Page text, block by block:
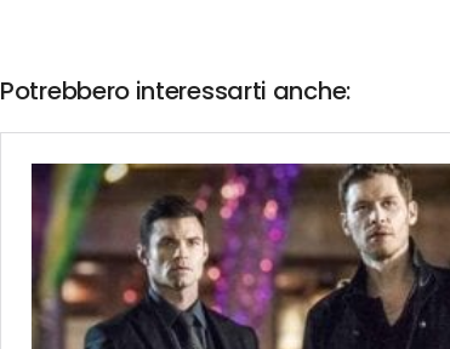
Potrebbero interessarti anche: